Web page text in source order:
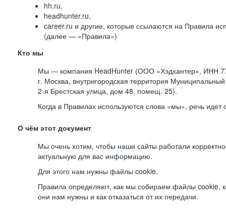
hh.ru,
headhunter.ru,
career.ru и другие, которые ссылаются на Правила
(далее — «Правила»)
Кто мы
Мы — компания HeadHunter (ООО «Хэдхантер», ИНН
г. Москва, внутригородская территория Муниципальный
2-я Брестская улица, дом 48, помещ. 25).
Когда в Правилах используются слова «мы», речь
О чём этот документ
Мы очень хотим, чтобы наши сайты работали
актуальную для вас информацию.
Для этого нам нужны файлы cookie.
Правила определяют, как мы собираем файлы cookie,
они нам нужны и как отказаться от их передачи.